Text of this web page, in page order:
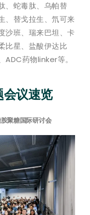
、蛇毒肽、乌帕替
、替戈拉生、氘可来
沙班、瑞来巴坦、卡
比星、盐酸伊达比
ADC药物linker等。
议速览
聚糖国际研讨会